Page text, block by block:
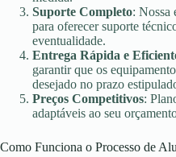
Suporte Completo: Nossa
para oferecer suporte
eventualidade.
Entrega Rápida e
garantir que os
desejado no prazo
Preços Competitivos:
adaptáveis ao seu
Como Funciona o Processo de